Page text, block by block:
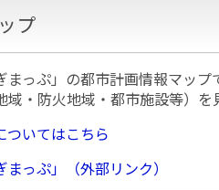
プ
まっぷ」の都市計画情報マッ
・防火地域・都市施設等）を
ついてはこちら
っぷ」（外部リンク）